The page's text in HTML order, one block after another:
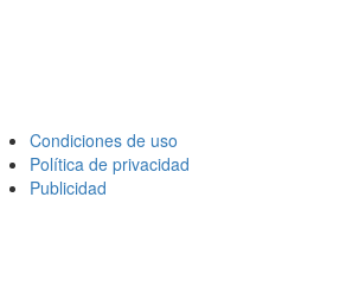
Condiciones de uso
Política de privacidad
Publicidad